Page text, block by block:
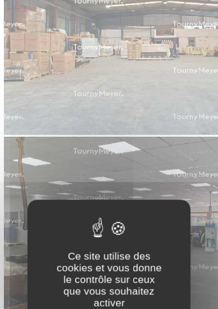
Ce site utilise des
cookies et vous donne
le contrôle sur ceux
que vous souhaitez
activer